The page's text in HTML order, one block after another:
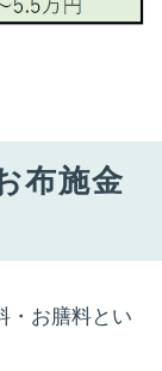
布施金
・お膳料とい